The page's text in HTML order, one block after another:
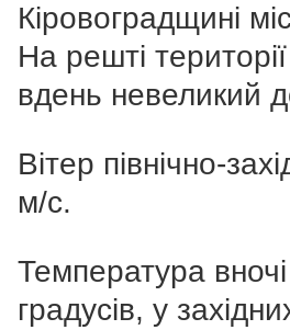
Кіровоградщині
На решті
вдень невеликий
Вітер північно-
м/с.
Температура
градусів, у